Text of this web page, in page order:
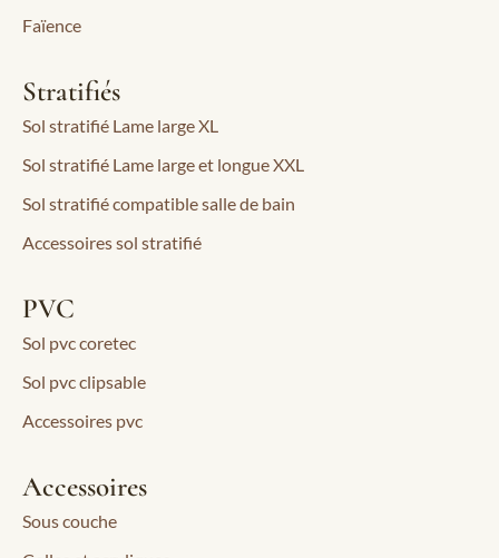
Faïence
Stratifiés
Sol stratifié Lame large XL
Sol stratifié Lame large et longue XXL
Sol stratifié compatible salle de bain
Accessoires sol stratifié
PVC
Sol pvc coretec
Sol pvc clipsable
Accessoires pvc
Accessoires
Sous couche